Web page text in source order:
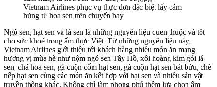
Vietnam Airlines phục vụ thực đơn đặc biệt lấy cảm
hứng từ hoa sen trên chuyến bay
Ngó sen, hạt sen và lá sen là những nguyên liệu quen thuộc và tốt
cho sức khoẻ trong ẩm thực Việt. Từ những nguyên liệu này,
Vietnam Airlines giới thiệu tới khách hàng nhiều món ăn mang
hương vị mùa hè như nộm ngó sen Tây Hồ, xôi hoàng kim gói lá
sen, chả hoa sen, gà cuộn cốm hạt sen, gà cuộn hạt sen bát bửu, chè
nếp hạt sen cùng các món ăn kết hợp với hạt sen và nhiều sản vật
truyền thống khác. Không chỉ làm phong phú thêm lựa chọn ẩm